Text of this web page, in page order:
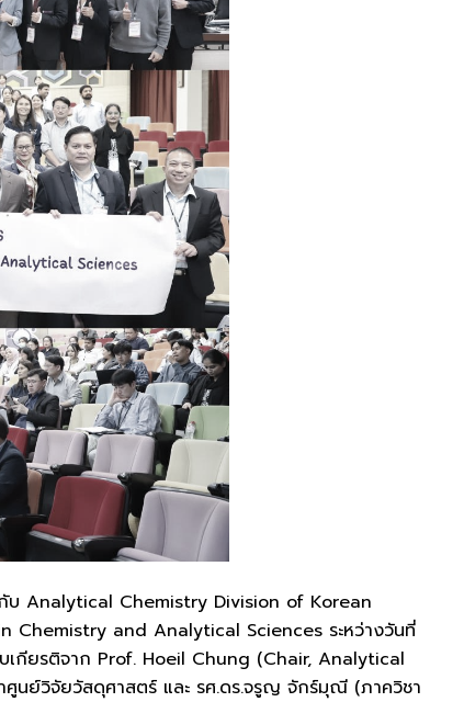
Analytical Chemistry Division of Korean
Chemistry and Analytical Sciences ระหว่างวันที่
เกียรติจาก Prof. Hoeil Chung (Chair, Analytical
นย์วิจัยวัสดุศาสตร์ และ รศ.ดร.จรูญ จักร์มุณี (ภาควิชา